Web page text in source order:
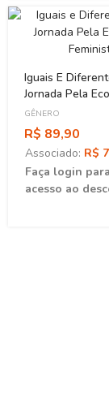
Iguais E
Jornada Pela
Feminista
GÊNERO
R$ 89,90
Associado: R$
Faça login
acesso ao